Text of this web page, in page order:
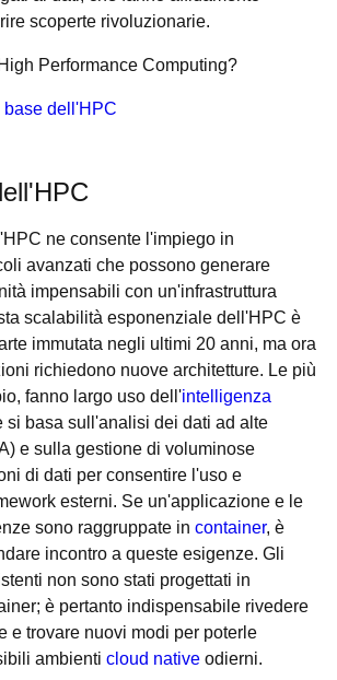
scoperte rivoluzionarie.
Performance Computing?
base dell'HPC
ne consente l'impiego in
avanzati che possono generare
impensabili con un'infrastruttura
scalabilità esponenziale dell'HPC è
immutata negli ultimi 20 anni, ma ora
richiedono nuove architetture. Le più
fanno largo uso dell'intelligenza
si basa sull'analisi dei dati ad alte
e sulla gestione di voluminose
di dati per consentire l'uso e
esterni. Se un'applicazione e le
sono raggruppate in container, è
incontro a queste esigenze. Gli
non sono stati progettati in
è pertanto indispensabile rivedere
e trovare nuovi modi per poterle
ambienti cloud native odierni.